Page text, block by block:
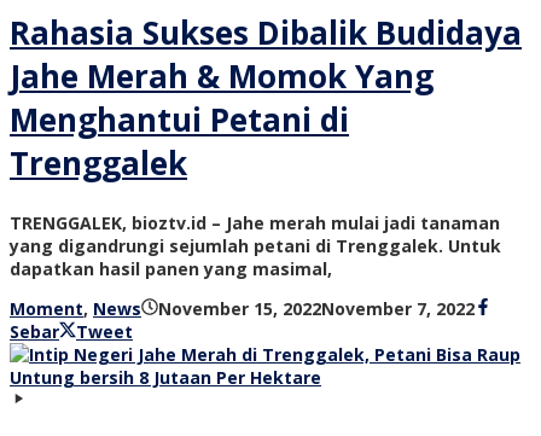
Rahasia Sukses Dibalik Budidaya
Jahe Merah & Momok Yang
Menghantui Petani di
Trenggalek
TRENGGALEK, bioztv.id – Jahe merah mulai jadi tanaman
yang digandrungi sejumlah petani di Trenggalek. Untuk
dapatkan hasil panen yang masimal,
Moment, News November 15, 2022November 7, 2022oleh
tv
Sebar Tweet